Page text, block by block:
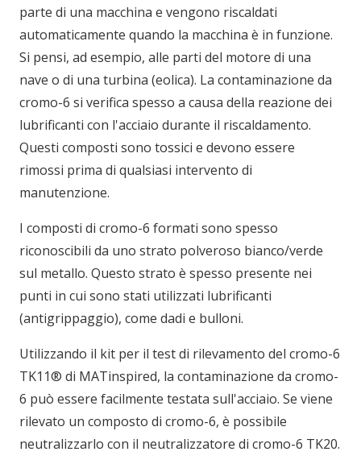
parte di una macchina e vengono riscaldati
automaticamente quando la macchina è in funzione.
Si pensi, ad esempio, alle parti del motore di una
nave o di una turbina (eolica). La contaminazione da
cromo-6 si verifica spesso a causa della reazione dei
lubrificanti con l'acciaio durante il riscaldamento.
Questi composti sono tossici e devono essere
rimossi prima di qualsiasi intervento di
manutenzione.
I composti di cromo-6 formati sono spesso
riconoscibili da uno strato polveroso bianco/verde
sul metallo. Questo strato è spesso presente nei
punti in cui sono stati utilizzati lubrificanti
(antigrippaggio), come dadi e bulloni.
Utilizzando il kit per il test di rilevamento del cromo-6
TK11® di MATinspired, la contaminazione da cromo-
6 può essere facilmente testata sull'acciaio. Se viene
rilevato un composto di cromo-6, è possibile
neutralizzarlo con il neutralizzatore di cromo-6 TK20.